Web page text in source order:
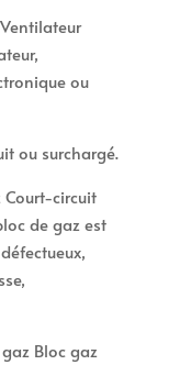
ou
ou surchargé.
Court-circuit
de gaz est
Bloc gaz